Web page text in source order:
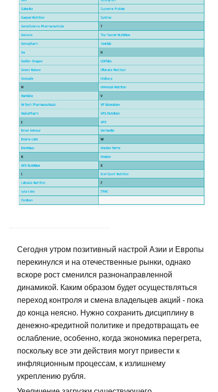
Сегодня утром позитивный настрой Азии и Европы
перекинулся и на отечественные рынки, однако
вскоре рост сменился разнонаправленной
динамикой. Каким образом будет осуществляться
переход контроля и смена владельцев акций - пока
до конца неясно. Нужно сохранить дисциплину в
денежно-кредитной политике и предотвращать ее
ослабление, особенно, когда экономика перегрета,
поскольку все эти действия могут привести к
инфляционным процессам, к излишнему
укреплению рубля.